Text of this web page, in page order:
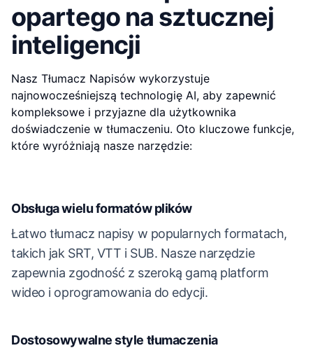
opartego na sztucznej
inteligencji
Nasz Tłumacz Napisów wykorzystuje
najnowocześniejszą technologię AI, aby zapewnić
kompleksowe i przyjazne dla użytkownika
doświadczenie w tłumaczeniu. Oto kluczowe funkcje,
które wyróżniają nasze narzędzie:
Obsługa wielu formatów plików
Łatwo tłumacz napisy w popularnych formatach,
takich jak SRT, VTT i SUB. Nasze narzędzie
zapewnia zgodność z szeroką gamą platform
wideo i oprogramowania do edycji.
Dostosowywalne style tłumaczenia